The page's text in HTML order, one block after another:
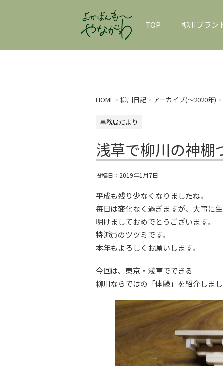
TOP 柳川ブラン
HOME > 柳川日記 > アーカイブ(〜2020年) >
事務局だより
浅草で柳川の神棚
投稿日： 2019年1月7日
平成も残り少なくなりましたね。
毎日は変化なく過ぎますが、大事に
明けましておめでとうございます。
特派員のツツミです。
本年もよろしくお願いします。
今回は、東京・浅草でできる
柳川ならではの「体験」を紹介しま